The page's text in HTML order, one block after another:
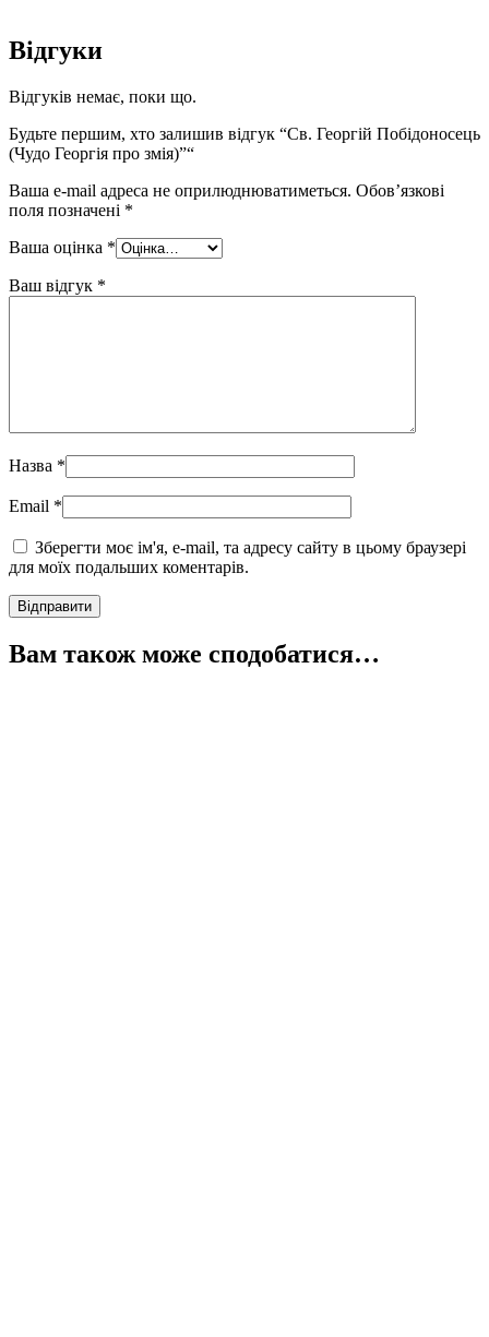
Відгуки
Відгуків немає, поки що.
Будьте першим, хто залишив відгук “Св. Георгій Побідоносець
(Чудо Георгія про змія)”“
Ваша e-mail адреса не оприлюднюватиметься. Обов’язкові
поля позначені *
Ваша оцінка *
Ваш відгук *
Назва *
Email *
Зберегти моє ім'я, e-mail, та адресу сайту в цьому браузері
для моїх подальших коментарів.
Вам також може сподобатися…